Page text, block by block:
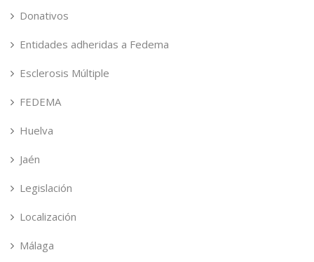
Donativos
Entidades adheridas a Fedema
Esclerosis Múltiple
FEDEMA
Huelva
Jaén
Legislación
Localización
Málaga